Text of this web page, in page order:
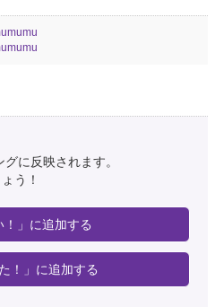
に反映されます。
う！
！」に追加する
！」に追加する